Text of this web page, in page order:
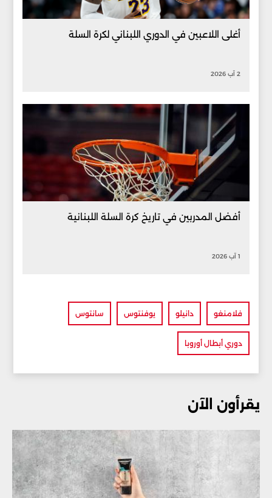
أغلى اللاعبين في الدوري اللبناني لكرة السلة
2 آب 2026
أفضل المدربين في تاريخ كرة السلة اللبنانية
1 آب 2026
فلامنغو دانيلو يوفنتوس سانتوس
دوري أبطال أوروبا
يقرأون الآن